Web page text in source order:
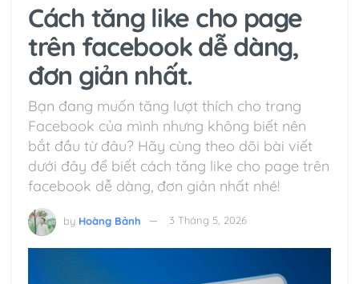
Cách tăng like cho page
trên facebook dễ dàng,
đơn giản nhất.
Bạn đang muốn tăng lượt thích cho trang
Facebook của mình nhưng không biết nên
bắt đầu từ đâu? Hãy cùng theo dõi bài viết
dưới đây để biết cách tăng like cho page trên
facebook dễ dàng, đơn giản nhất nhé!
by Hoàng Bảnh 3 Tháng 5, 2026